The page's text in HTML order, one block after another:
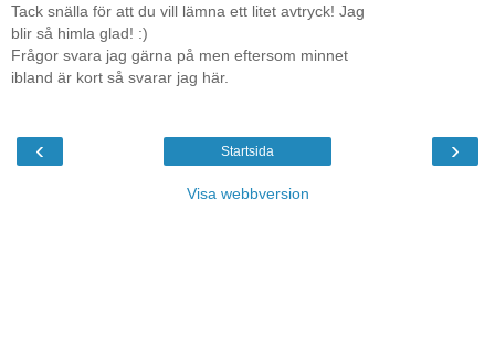
Tack snälla för att du vill lämna ett litet avtryck! Jag
blir så himla glad! :)
Frågor svara jag gärna på men eftersom minnet
ibland är kort så svarar jag här.
‹ ›
Startsida
Visa webbversion